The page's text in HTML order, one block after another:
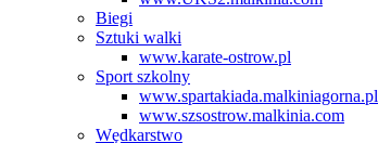
Biegi
Sztuki walki
www.karate-ostrow.pl
Sport szkolny
www.spartakiada.malkiniagorna.pl
www.szsostrow.malkinia.com
Wędkarstwo